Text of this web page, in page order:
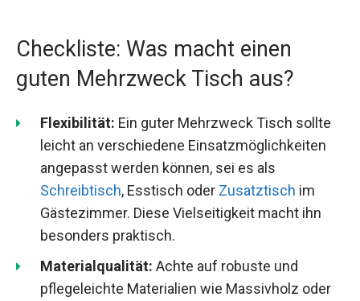
Checkliste: Was macht einen
guten Mehrzweck Tisch aus?
Flexibilität: Ein guter Mehrzweck Tisch sollte
leicht an verschiedene Einsatzmöglichkeiten
angepasst werden können, sei es als
Schreibtisch, Esstisch oder Zusatztisch im
Gästezimmer. Diese Vielseitigkeit macht ihn
besonders praktisch.
Materialqualität: Achte auf robuste und
pflegeleichte Materialien wie Massivholz oder